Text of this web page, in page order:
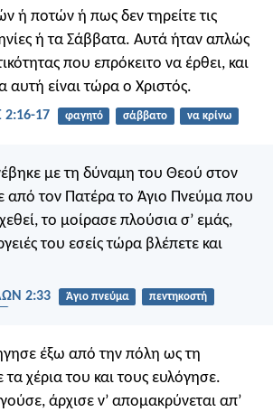
ή ποτών ή πως δεν τηρείτε τις
ή τα Σάββατα. Αυτά ήταν απλώς
που επρόκειτο να έρθει, και
αυτή είναι τώρα ο Χριστός.
2:16-17 φαγητό σάββατο να κρίνω
με τη δύναμη του Θεού στον
από τον Πατέρα το Άγιο Πνεύμα που
το μοίρασε πλούσια σ’ εμάς,
του εσείς τώρα βλέπετε και
2:33 Άγιο πνεύμα
πεντηκοστή
έξω από την πόλη ως τη
χέρια του και τους ευλόγησε.
άρχισε ν’ απομακρύνεται απ’